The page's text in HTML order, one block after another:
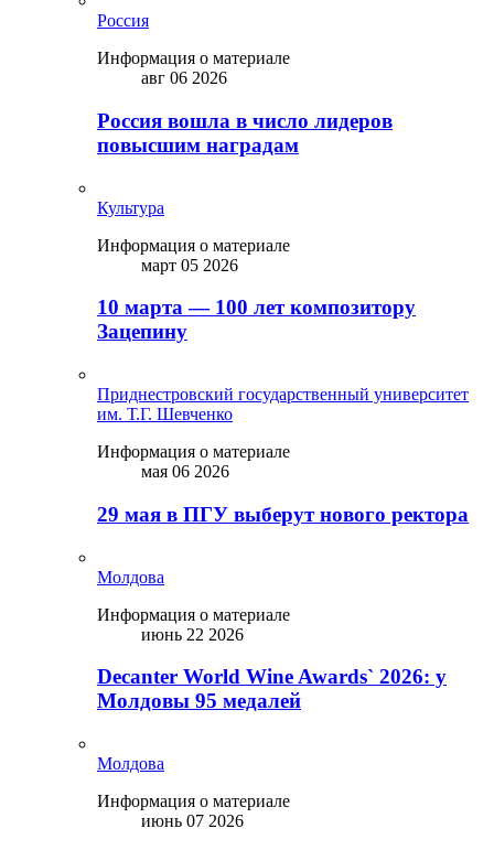
Россия
Информация о материале
авг 06 2026
Россия вошла в число лидеров
повысшим наградам
Культура
Информация о материале
март 05 2026
10 марта — 100 лет композитору
Зацепину
Приднестровский государственный университет
им. Т.Г. Шевченко
Информация о материале
мая 06 2026
29 мая в ПГУ выберут нового ректора
Молдова
Информация о материале
июнь 22 2026
Decanter World Wine Awards` 2026: у
Молдовы 95 медалей
Молдова
Информация о материале
июнь 07 2026